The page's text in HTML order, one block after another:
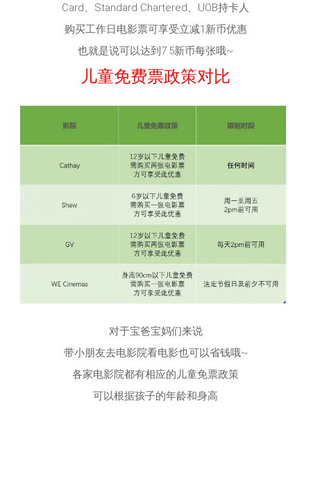
Card、Standard Chartered、UOB持卡人
购买工作日电影票可享受立减1新币优惠
也就是说可以达到7.5新币每张哦~
儿童免费票政策对比
对于宝爸宝妈们来说
带小朋友去电影院看电影也可以省钱哦~
各家电影院都有相应的儿童免票政策
可以根据孩子的年龄和身高